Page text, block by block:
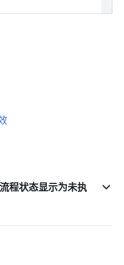
程状态显示为未执